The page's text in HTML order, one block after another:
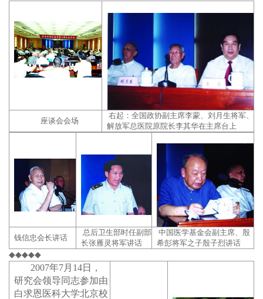
座谈会会场
右起：全国政协副主席李蒙、刘月生将军、
解放军总医院原院长李其华在主席台上
钱信忠会长讲话
总后卫生部时任副部
长张雁灵将军讲话
中国医学基金会副主席、殷
希彭将军之子殷子烈讲话
◆◆◆◆◆
2007年7月14日，
研究会领导同志参加由
白求恩医科大学北京校